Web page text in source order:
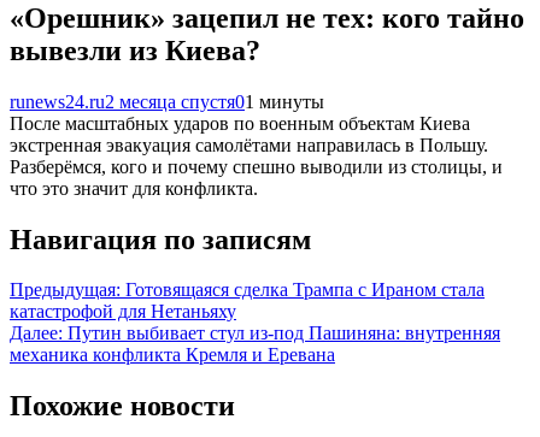
«Орешник» зацепил не тех: кого тайно
вывезли из Киева?
runews24.ru2 месяца спустя01 минуты
После масштабных ударов по военным объектам Киева
экстренная эвакуация самолётами направилась в Польшу.
Разберёмся, кого и почему спешно выводили из столицы, и
что это значит для конфликта.
Навигация по записям
Предыдущая: Готовящаяся сделка Трампа с Ираном стала
катастрофой для Нетаньяху
Далее: Путин выбивает стул из-под Пашиняна: внутренняя
механика конфликта Кремля и Еревана
Похожие новости